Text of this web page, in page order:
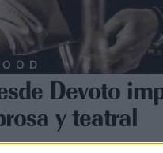
Devoto
y teatral